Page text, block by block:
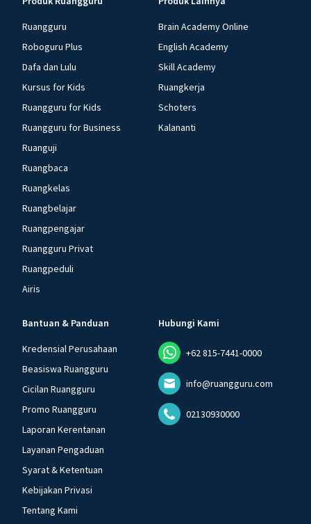
Ruangguru
Roboguru Plus
Dafa dan Lulu
Kursus for Kids
Ruangguru for Kids
Ruangguru for Business
Ruanguji
Ruangbaca
Ruangkelas
Ruangbelajar
Ruangpengajar
Ruangguru Privat
Ruangpeduli
Airis
Brain Academy Online
English Academy
Skill Academy
Ruangkerja
Schoters
Kalananti
Bantuan & Panduan
Kredensial Perusahaan
Beasiswa Ruangguru
Cicilan Ruangguru
Promo Ruangguru
Laporan Kerentanan
Layanan Pengaduan
Syarat & Ketentuan
Kebijakan Privasi
Tentang Kami
Hubungi Kami
+62 815-7441-0000
info@ruangguru.com
02130930000